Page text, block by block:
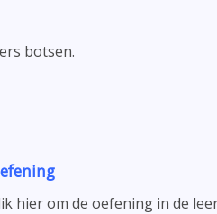
botsen.
hier om de oefening in de